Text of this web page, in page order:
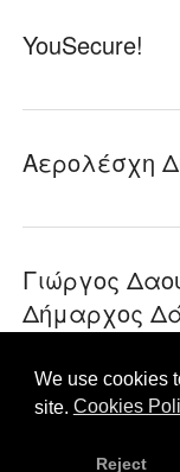
YouSecure!
Αερολέσχη
Γιώργος
Δήμαρχος